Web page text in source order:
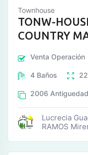
Townhouse
TONW-
COUNTRY
Venta Operación
4 Baños
2006
Lucrecia
RAMOS